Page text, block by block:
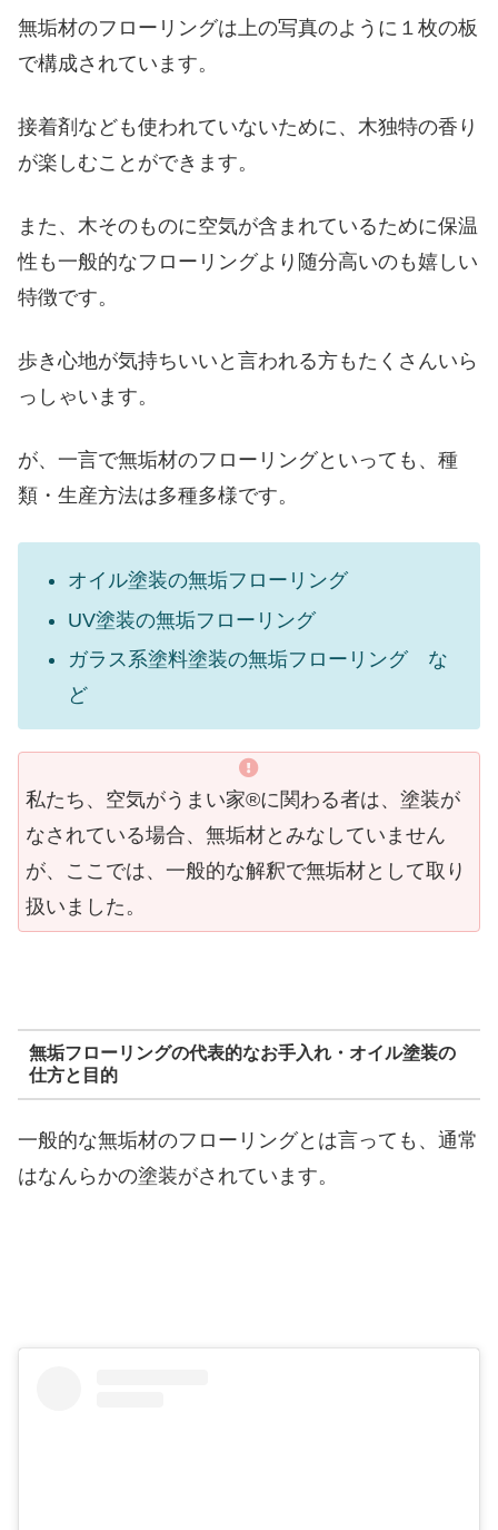
無垢材のフローリングは上の写真のように１枚の板
で構成されています。
接着剤なども使われていないために、木独特の香り
が楽しむことができます。
また、木そのものに空気が含まれているために保温
性も一般的なフローリングより随分高いのも嬉しい
特徴です。
歩き心地が気持ちいいと言われる方もたくさんいら
っしゃいます。
が、一言で無垢材のフローリングといっても、種
類・生産方法は多種多様です。
オイル塗装の無垢フローリング
UV塗装の無垢フローリング
ガラス系塗料塗装の無垢フローリング な
ど
私たち、空気がうまい家®︎に関わる者は、塗装が
なされている場合、無垢材とみなしていません
が、ここでは、一般的な解釈で無垢材として取り
扱いました。
無垢フローリングの代表的なお手入れ・オイル塗装の
仕方と目的
一般的な無垢材のフローリングとは言っても、通常
はなんらかの塗装がされています。